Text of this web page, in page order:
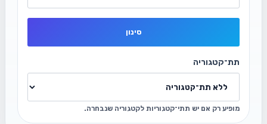
סינון
תת־קטגוריה
מופיע רק אם יש תתי־קטגוריות לקטגוריה שנבחרה.